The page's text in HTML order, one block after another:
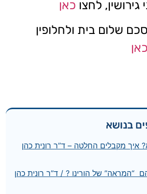
גירושין, לחצו כאן
שלום בית ולחלופין
כאן
בנושא
איך מקבלים החלטה – ד”ר רונית כהן
“המראה” של הורינו ? / ד”ר רונית כהן